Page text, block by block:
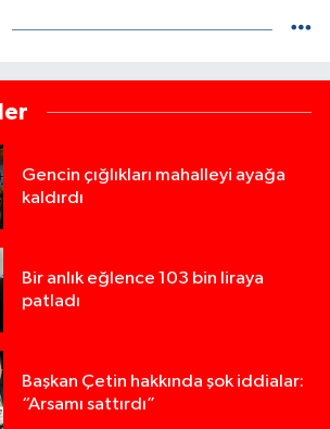
Gencin çığlıkları mahalleyi ayağa
kaldırdı
Bir anlık eğlence 103 bin liraya
patladı
Başkan Çetin hakkında şok iddialar:
“Arsamı sattırdı”